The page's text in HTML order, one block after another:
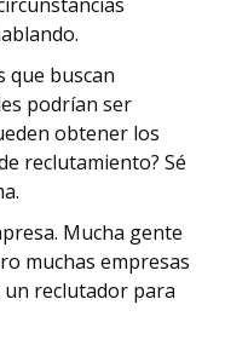
que buscan
podrían ser
obtener los
reclutamiento? Sé
Mucha gente
muchas empresas
un reclutador para